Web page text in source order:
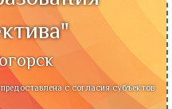
с согласия субъектов